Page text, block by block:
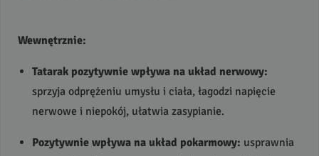
Wewnętrznie:
Tatarak pozytywnie wpływa na układ nerwowy:
sprzyja odprężeniu umysłu i ciała, łagodzi napięcie
nerwowe i niepokój, ułatwia zasypianie.
Pozytywnie wpływa na układ pokarmowy: usprawnia